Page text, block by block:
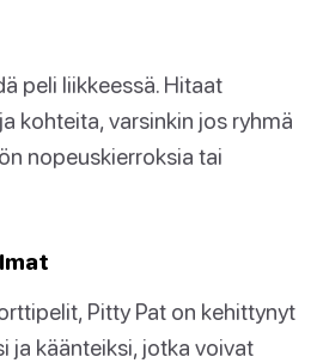
peli liikkeessä. Hitaat
kohteita, varsinkin jos ryhmä
nopeuskierroksia tai
Pitty Pat on kehittynyt
ja käänteiksi, jotka voivat